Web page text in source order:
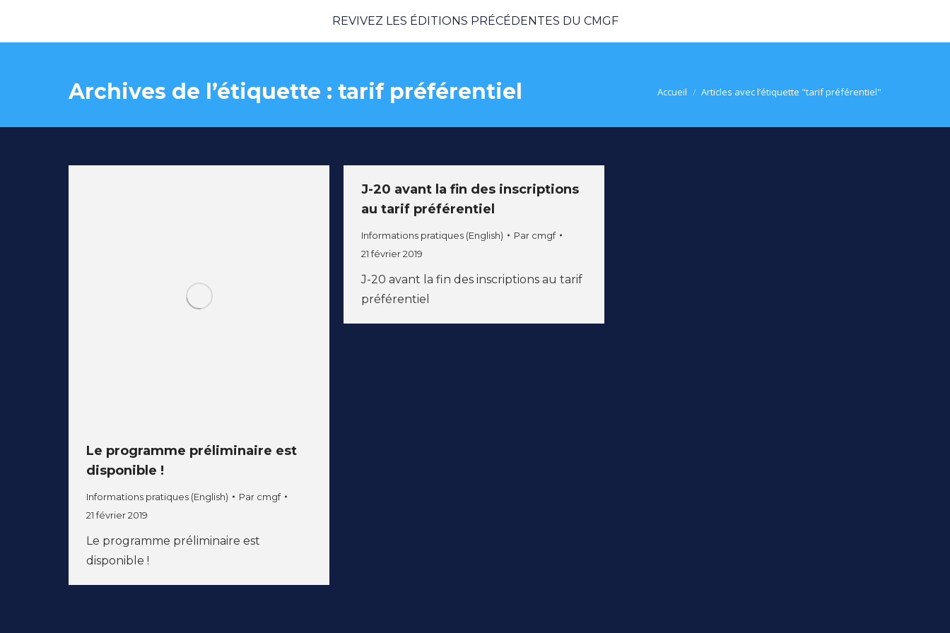
REVIVEZ LES ÉDITIONS PRÉCÉDENTES DU CMGF
Archives de l’étiquette : tarif préférentiel Vous êtes ici :
Accueil Articles avec l’étiquette "tarif préférentiel"
Le programme préliminaire est
disponible !
Informations pratiques (English) Par cmgf
21 février 2019
Le programme préliminaire est
disponible !
J-20 avant la fin des inscriptions
au tarif préférentiel
Informations pratiques (English) Par cmgf
21 février 2019
J-20 avant la fin des inscriptions au tarif
préférentiel